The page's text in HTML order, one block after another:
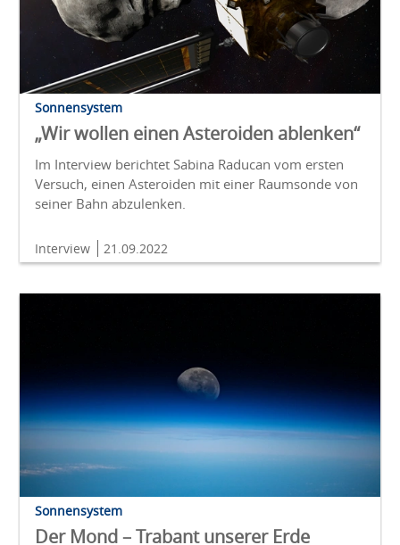
Sonnensystem
„Wir wollen einen Asteroiden ablenken“
Im Interview berichtet Sabina Raducan vom ersten
Versuch, einen Asteroiden mit einer Raumsonde von
seiner Bahn abzulenken.
Interview 21.09.2022
Sonnensystem
Der Mond – Trabant unserer Erde